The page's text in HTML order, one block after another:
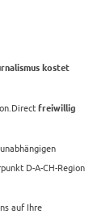
kostet
freiwillig
D-A-CH-Region
auf Ihre